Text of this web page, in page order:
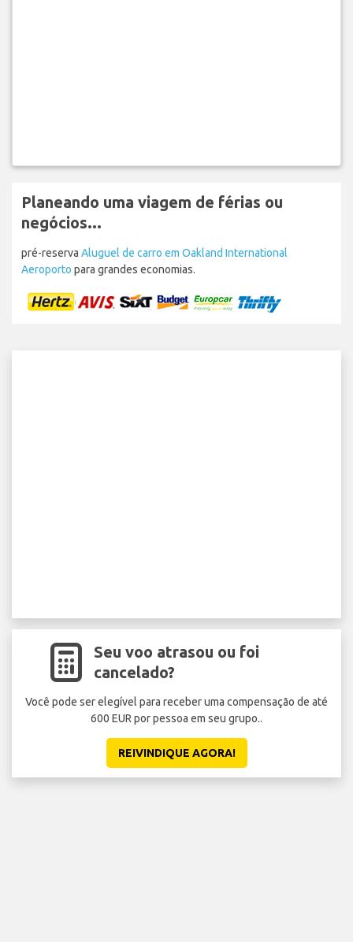
Planeando uma viagem de férias ou
negócios...
pré-reserva Aluguel de carro em Oakland International
Aeroporto para grandes economias.
Seu voo atrasou ou foi
cancelado?
Você pode ser elegível para receber uma compensação de até
600 EUR por pessoa em seu grupo..
REIVINDIQUE AGORA!